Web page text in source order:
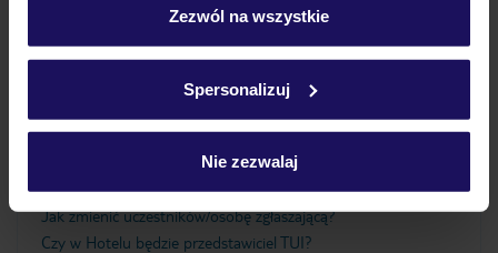
Szczegółowe informacje o plikach cookie znajdziesz
Zezwól na wszystkie
Spersonalizuj
Nie zezwalaj
Ważne informacje
Jak zmienić uczestników/osobę zgłaszającą?
Czy w Hotelu będzie przedstawiciel TUI?